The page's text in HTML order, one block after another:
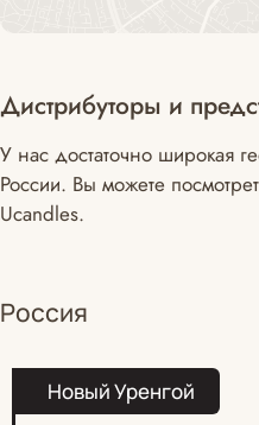
Дистрибуторы и
У нас достаточно широкая
России. Вы можете
Ucandles.
Россия
Новый Уренгой